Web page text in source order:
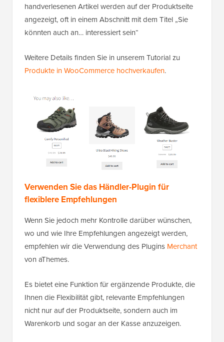
handverlesenen Artikel werden auf der Produktseite
angezeigt, oft in einem Abschnitt mit dem Titel „Sie
könnten auch an… interessiert sein“
Weitere Details finden Sie in unserem Tutorial zu
Produkte in WooCommerce hochverkaufen.
Verwenden Sie das Händler-Plugin für
flexiblere Empfehlungen
Wenn Sie jedoch mehr Kontrolle darüber wünschen,
wo und wie Ihre Empfehlungen angezeigt werden,
empfehlen wir die Verwendung des Plugins Merchant
von aThemes.
Es bietet eine Funktion für ergänzende Produkte, die
Ihnen die Flexibilität gibt, relevante Empfehlungen
nicht nur auf der Produktseite, sondern auch im
Warenkorb und sogar an der Kasse anzuzeigen.